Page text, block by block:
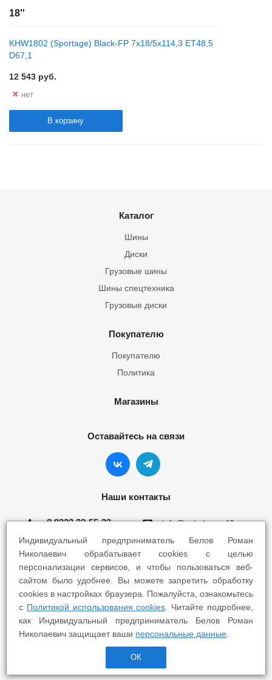
18''
KHW1802 (Sportage) Black-FP 7x18/5x114,3 ET48,5
D67,1
12 543 руб.
нет
В корзину
Каталог
Шины
Грузовые шины
Шины спецтехника
Диски
Грузовые диски
Покупателю
Покупателю
Политика
Магазины
Оставайтесь на связи
Наши контакты
8 8332 22-55-22 info@yokohama43.ru
Киров, ул. Ломоносова 5Б
Киров, ул. Профсоюзная 7А
2025 © Yokohama Киров - Шины Диски Сервис
Индивидуальный предприниматель Белов Роман
Николаевич обрабатывает cookies с целью
персонализации сервисов, и чтобы пользоваться веб-
сайтом было удобнее. Вы можете запретить обработку
cookies в настройках браузера. Пожалуйста, ознакомьтесь
с Политикой использования cookies . Читайте подробнее,
как Индивидуальный предприниматель Белов Роман
Николаевич защищает ваши персональные данные
ОК